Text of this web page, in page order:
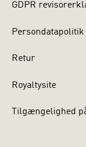
GDPR
Persondatapolitik
Retur
Royaltysite
Tilgængelighed